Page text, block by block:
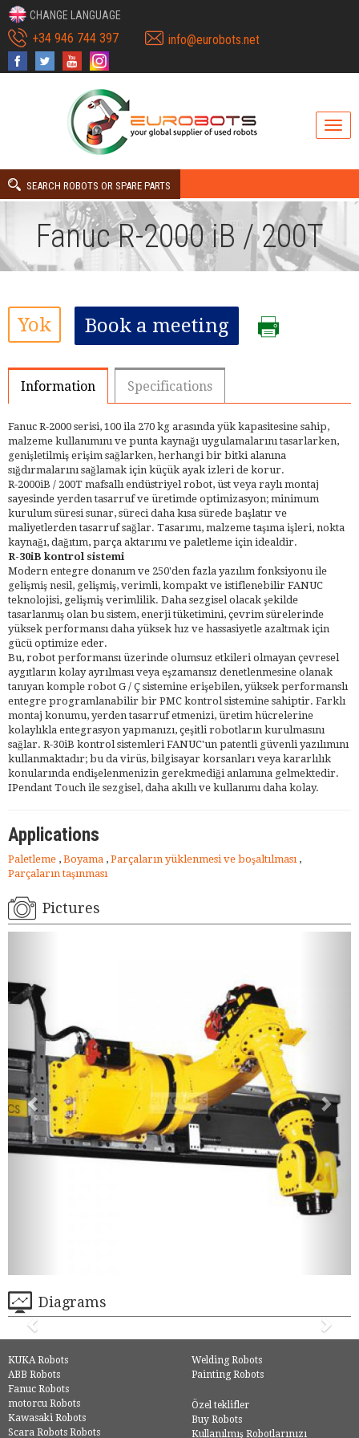
CHANGE LANGUAGE
+34 946 744 397 info@eurobots.net
SEARCH ROBOTS OR SPARE PARTS
Fanuc R-2000 iB / 200T
Yok Book a meeting
Information Specifications
Fanuc R-2000 serisi, 100 ila 270 kg arasında yük kapasitesine sahip,
malzeme kullanımını ve punta kaynağı uygulamalarını tasarlarken,
genişletilmiş erişim sağlarken, herhangi bir bitki alanına
sığdırmalarını sağlamak için küçük ayak izleri de korur.
R-2000iB / 200T mafsallı endüstriyel robot, üst veya raylı montaj
sayesinde yerden tasarruf ve üretimde optimizasyon; minimum
kurulum süresi sunar, süreci daha kısa sürede başlatır ve
maliyetlerden tasarruf sağlar. Tasarımı, malzeme taşıma işleri, nokta
kaynağı, dağıtım, parça aktarımı ve paletleme için idealdir.
R-30iB kontrol sistemi
Modern entegre donanım ve 250'den fazla yazılım fonksiyonu ile
gelişmiş nesil, gelişmiş, verimli, kompakt ve istiflenebilir FANUC
teknolojisi, gelişmiş verimlilik. Daha sezgisel olacak şekilde
tasarlanmış olan bu sistem, enerji tüketimini, çevrim sürelerinde
yüksek performansı daha yüksek hız ve hassasiyetle azaltmak için
gücü optimize eder.
Bu, robot performansı üzerinde olumsuz etkileri olmayan çevresel
aygıtların kolay ayrılması veya eşzamansız denetlenmesine olanak
tanıyan komple robot G / Ç sistemine erişebilen, yüksek performanslı
entegre programlanabilir bir PMC kontrol sistemine sahiptir. Farklı
montaj konumu, yerden tasarruf etmenizi, üretim hücrelerine
kolaylıkla entegrasyon yapmanızı, çeşitli robotların kurulmasını
sağlar. R-30iB kontrol sistemleri FANUC'un patentli güvenli yazılımını
kullanmaktadır; bu da virüs, bilgisayar korsanları veya kararlılık
konularında endişelenmenizin gerekmediği anlamına gelmektedir.
IPendant Touch ile sezgisel, daha akıllı ve kullanımı daha kolay.
Applications
Paletleme , Boyama , Parçaların yüklenmesi ve boşaltılması ,
Parçaların taşınması
Pictures
Diagrams
KUKA Robots
ABB Robots
Fanuc Robots
motorcu Robots
Kawasaki Robots
Scara Robots Robots
Welding Robots
Painting Robots
Özel teklifler
Buy Robots
Kullanılmış Robotlarınızı